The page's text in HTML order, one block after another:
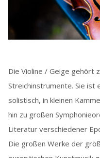
Die Violine / Geige gehört
Streichinstrumente. Sie
solistisch, in kleinen
hin zu großen
Literatur verschiedener
Die großen Werke der